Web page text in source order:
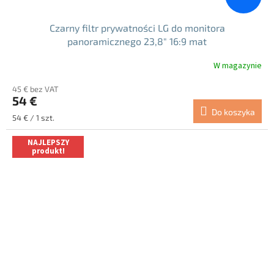
Czarny filtr prywatności LG do monitora
panoramicznego 23,8" 16:9 mat
W magazynie
45 € bez VAT
54 €
Cena
jednostkowa:
54 € / 1 szt.
Do koszyka
NAJLEPSZY
produkt!